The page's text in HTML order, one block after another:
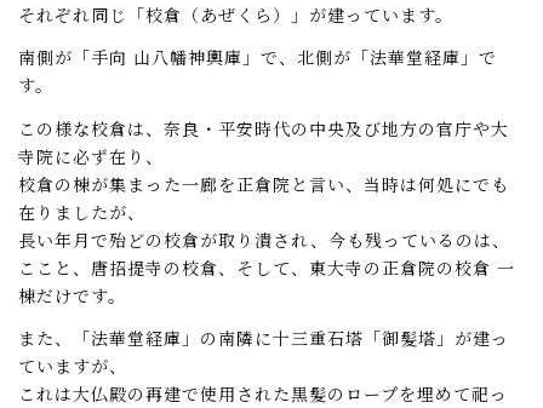
それぞれ同じ「校倉（あぜくら）」が建っています。
南側が「手向 山八幡神輿庫」で、北側が「法華堂経庫」で
す。
この様な校倉は、奈良・平安時代の中央及び地方の官庁や大
寺院に必ず在り、
校倉の棟が集まった一廊を正倉院と言い、当時は何処にでも
在りましたが、
長い年月で殆どの校倉が取り潰され、今も残っているのは、
ここと、唐招提寺の校倉、そして、東大寺の正倉院の校倉 一
棟だけです。
また、「法華堂経庫」の南隣に十三重石塔「御髪塔」が建っ
ていますが、
これは大仏殿の再建で使用された黒髪のロープを埋めて祀っ